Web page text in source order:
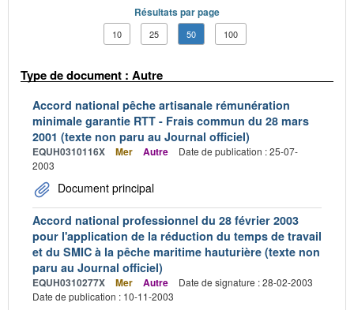
Résultats par page
10 25 50 100
Type de document : Autre
Accord national pêche artisanale rémunération
minimale garantie RTT - Frais commun du 28 mars
2001 (texte non paru au Journal officiel)
EQUH0310116X Mer Autre
Date de publication : 25-07-
2003
Document principal
Accord national professionnel du 28 février 2003
pour l'application de la réduction du temps de travail
et du SMIC à la pêche maritime hauturière (texte non
paru au Journal officiel)
EQUH0310277X Mer Autre
Date de signature : 28-02-2003
Date de publication : 10-11-2003